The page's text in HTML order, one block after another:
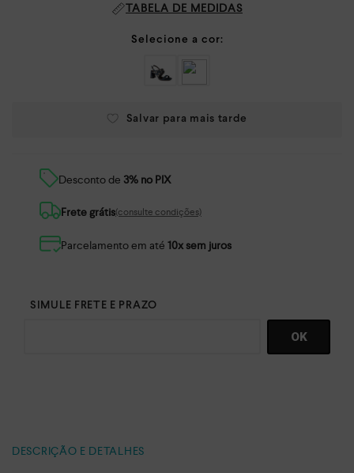
TABELA DE MEDIDAS
Desconto de 3% no PIX
Frete grátis(consulte condições)
Parcelamento em até 10x sem juros
DESCRIÇÃO E DETALHES